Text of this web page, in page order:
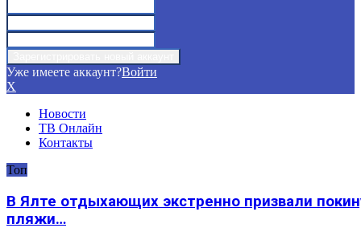
Уже имеете аккаунт?Войти
X
Новости
ТВ Онлайн
Контакты
Топ
В Ялте отдыхающих экстренно призвали
пляжи…